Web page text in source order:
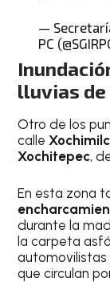
—
PC
lluvias de
Otro de los
calle
Xochitepec,
En esta zona
durante la
la carpeta
automovilistas
que circulan